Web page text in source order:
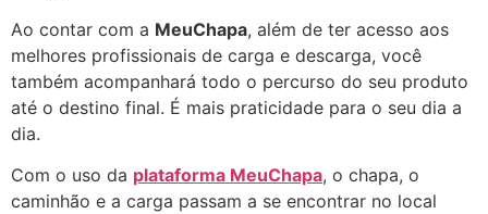
Ao contar com a MeuChapa, além de ter acesso aos
melhores profissionais de carga e descarga, você
também acompanhará todo o percurso do seu produto
até o destino final. É mais praticidade para o seu dia a
dia.
Com o uso da plataforma MeuChapa, o chapa, o
caminhão e a carga passam a se encontrar no local